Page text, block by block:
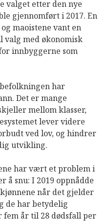
valget etter den nye
gjennomført i 2017. En
maoistene vant en
valg med økonomisk
innbyggerne som
har
Det er mange
mellom klasser,
lever videre
ved lov, og hindrer
utvikling.
har vært et problem i
å snu: I 2019 oppnådde
når det gjelder
de har betydelig
år til 28 dødsfall per